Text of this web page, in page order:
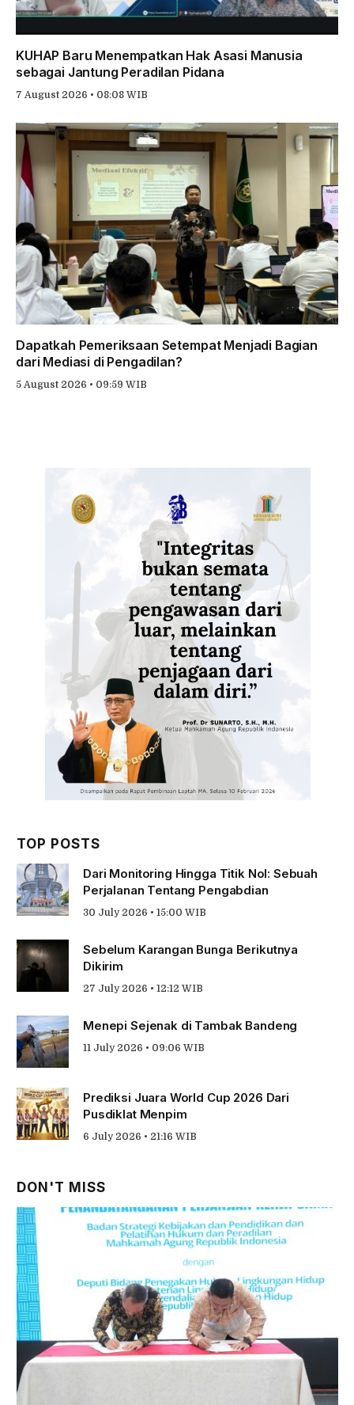
KUHAP Baru Menempatkan Hak Asasi Manusia
sebagai Jantung Peradilan Pidana
7 August 2026 • 08:08 WIB
Dapatkah Pemeriksaan Setempat Menjadi Bagian
dari Mediasi di Pengadilan?
5 August 2026 • 09:59 WIB
TOP POSTS
Dari Monitoring Hingga Titik Nol: Sebuah
Perjalanan Tentang Pengabdian
30 July 2026 • 15:00 WIB
Sebelum Karangan Bunga Berikutnya
Dikirim
27 July 2026 • 12:12 WIB
Menepi Sejenak di Tambak Bandeng
11 July 2026 • 09:06 WIB
Prediksi Juara World Cup 2026 Dari
Pusdiklat Menpim
6 July 2026 • 21:16 WIB
DON'T MISS